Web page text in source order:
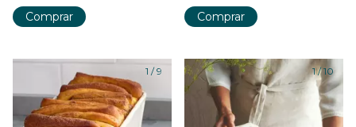
Comprar Comprar
1 /9 1/10